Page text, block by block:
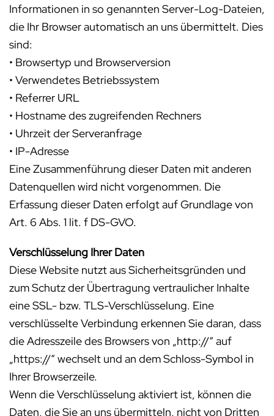
Informationen in so genannten Server-Log-Dateien,
die Ihr Browser automatisch an uns übermittelt. Dies
sind:
• Browsertyp und Browserversion
• Verwendetes Betriebssystem
• Referrer URL
• Hostname des zugreifenden Rechners
• Uhrzeit der Serveranfrage
• IP-Adresse
Eine Zusammenführung dieser Daten mit anderen
Datenquellen wird nicht vorgenommen. Die
Erfassung dieser Daten erfolgt auf Grundlage von
Art. 6 Abs. 1 lit. f DS-GVO.
Verschlüsselung Ihrer Daten
Diese Website nutzt aus Sicherheitsgründen und
zum Schutz der Übertragung vertraulicher Inhalte
eine SSL- bzw. TLS-Verschlüsselung. Eine
verschlüsselte Verbindung erkennen Sie daran, dass
die Adresszeile des Browsers von „http://“ auf
„https://“ wechselt und an dem Schloss-Symbol in
Ihrer Browserzeile.
Wenn die Verschlüsselung aktiviert ist, können die
Daten, die Sie an uns übermitteln, nicht von Dritten